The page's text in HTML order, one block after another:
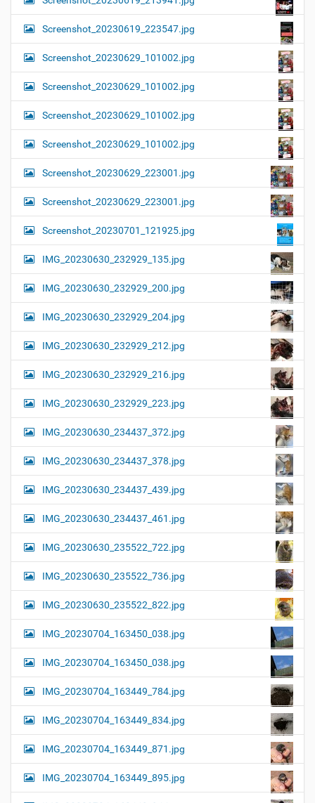
Screenshot_20230619_223547.jpg
Screenshot_20230629_101002.jpg
Screenshot_20230629_101002.jpg
Screenshot_20230629_101002.jpg
Screenshot_20230629_101002.jpg
Screenshot_20230629_223001.jpg
Screenshot_20230629_223001.jpg
Screenshot_20230701_121925.jpg
IMG_20230630_232929_135.jpg
IMG_20230630_232929_200.jpg
IMG_20230630_232929_204.jpg
IMG_20230630_232929_212.jpg
IMG_20230630_232929_216.jpg
IMG_20230630_232929_223.jpg
IMG_20230630_234437_372.jpg
IMG_20230630_234437_378.jpg
IMG_20230630_234437_439.jpg
IMG_20230630_234437_461.jpg
IMG_20230630_235522_722.jpg
IMG_20230630_235522_736.jpg
IMG_20230630_235522_822.jpg
IMG_20230704_163450_038.jpg
IMG_20230704_163450_038.jpg
IMG_20230704_163449_784.jpg
IMG_20230704_163449_834.jpg
IMG_20230704_163449_871.jpg
IMG_20230704_163449_895.jpg